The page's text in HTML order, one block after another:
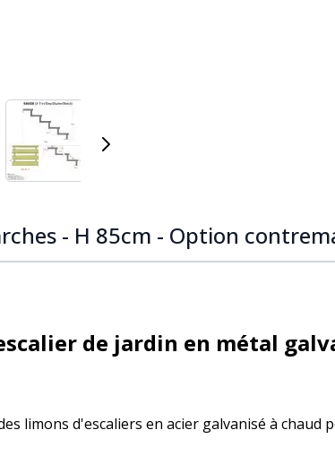
image
View larger image
- H 85cm - Option
de jardin en métal
limons d'escaliers en acier galvanisé à